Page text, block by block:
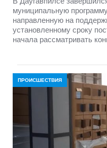
муниципальную
направленную на
установленному сроку
начала рассматривать
ПРОИСШЕСТВИЯ